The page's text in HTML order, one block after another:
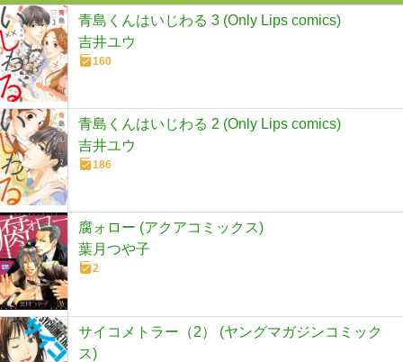
青島くんはいじわる 3 (Only Lips comics)
吉井ユウ
160
青島くんはいじわる 2 (Only Lips comics)
吉井ユウ
186
腐ォロー (アクアコミックス)
葉月つや子
2
サイコメトラー（2） (ヤングマガジンコミック
ス)